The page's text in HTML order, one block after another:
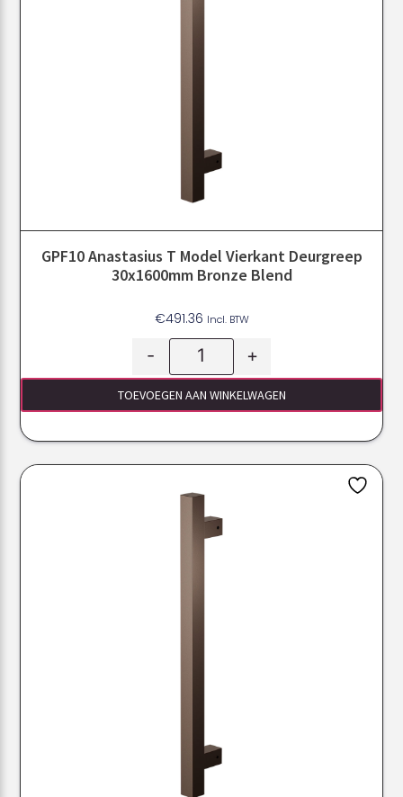
GPF10 Anastasius T Model Vierkant Deurgreep
30x1600mm Bronze Blend
€491.36 Incl. BTW
- +
TOEVOEGEN AAN WINKELWAGEN